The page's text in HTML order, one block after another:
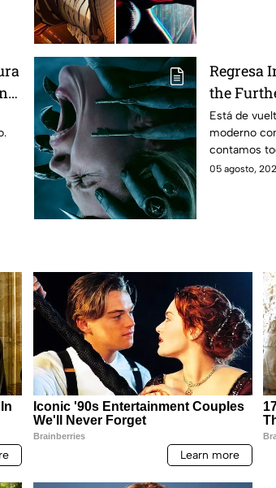
Regresa
the
primer
Está de
moderno
contamos
que no te la
05 agosto,